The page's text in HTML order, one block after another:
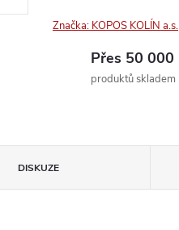
Značka: KOPOS KOLÍN a.s.
Přes 50 000
produktů skladem
DISKUZE